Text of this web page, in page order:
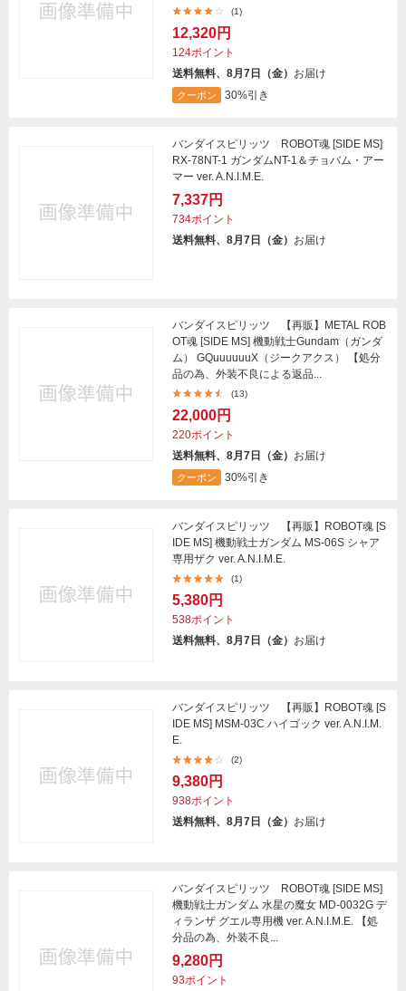
(1)
12,320円
124ポイント
送料無料、8月7日（金） お届け
クーポン 30%引き
バンダイスピリッツ ROBOT魂 [SIDE MS]
RX-78NT-1 ガンダムNT-1＆チョバム・アー
マー ver. A.N.I.M.E.
7,337円
734ポイント
送料無料、8月7日（金） お届け
バンダイスピリッツ 【再販】METAL ROB
OT魂 [SIDE MS] 機動戦士Gundam（ガンダ
ム） GQuuuuuuX（ジークアクス） 【処分
品の為、外装不良による返品...
(13)
22,000円
220ポイント
送料無料、8月7日（金） お届け
クーポン 30%引き
バンダイスピリッツ 【再販】ROBOT魂 [S
IDE MS] 機動戦士ガンダム MS-06S シャア
専用ザク ver. A.N.I.M.E.
(1)
5,380円
538ポイント
送料無料、8月7日（金） お届け
バンダイスピリッツ 【再販】ROBOT魂 [S
IDE MS] MSM-03C ハイゴック ver. A.N.I.M.
E.
(2)
9,380円
938ポイント
送料無料、8月7日（金） お届け
バンダイスピリッツ ROBOT魂 [SIDE MS]
機動戦士ガンダム 水星の魔女 MD-0032G デ
ィランザ グエル専用機 ver. A.N.I.M.E. 【処
分品の為、外装不良...
9,280円
93ポイント